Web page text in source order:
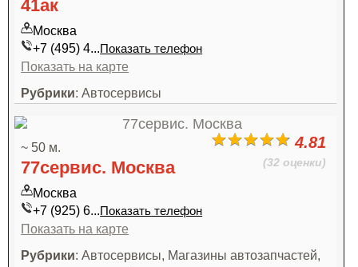
41ак
Москва
+7 (495) 4...Показать телефон
Показать на карте
Рубрики: Автосервисы
4.81
(32 оценки)
~ 50 м.
77сервис. Москва
Москва
+7 (925) 6...Показать телефон
Показать на карте
Рубрики: Автосервисы, Магазины автозапчастей,